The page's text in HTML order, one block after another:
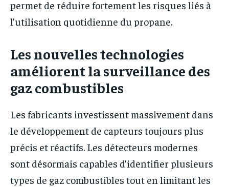
permet de réduire fortement les risques liés à
l’utilisation quotidienne du propane.
Les nouvelles technologies
améliorent la surveillance des
gaz combustibles
Les fabricants investissent massivement dans
le développement de capteurs toujours plus
précis et réactifs. Les détecteurs modernes
sont désormais capables d’identifier plusieurs
types de gaz combustibles tout en limitant les